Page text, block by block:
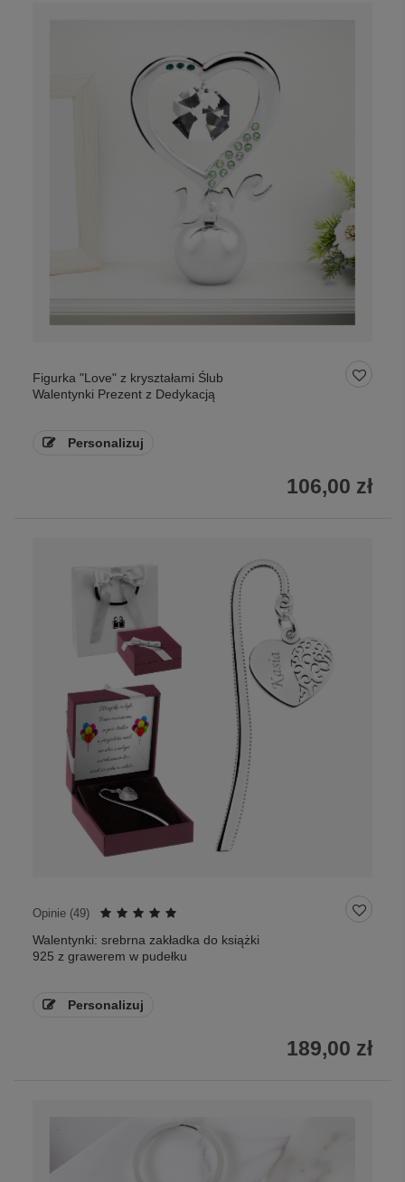
Figurka "Love" z kryształami Ślub
Walentynki Prezent z Dedykacją
Personalizuj
106,00 zł
Opinie (49)
Walentynki: srebrna zakładka do książki
925 z grawerem w pudełku
Personalizuj
189,00 zł